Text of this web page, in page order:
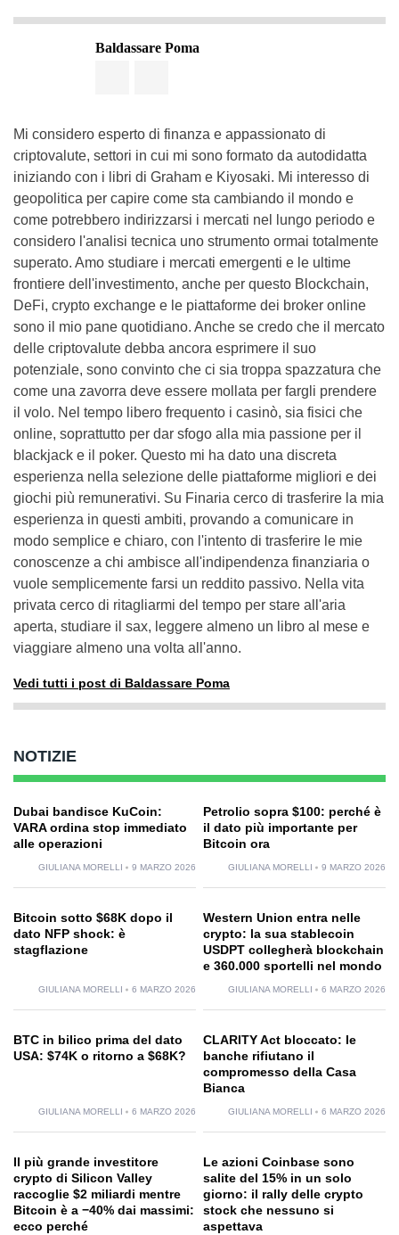
Baldassare Poma
Mi considero esperto di finanza e appassionato di
criptovalute, settori in cui mi sono formato da autodidatta
iniziando con i libri di Graham e Kiyosaki. Mi interesso di
geopolitica per capire come sta cambiando il mondo e
come potrebbero indirizzarsi i mercati nel lungo periodo e
considero l'analisi tecnica uno strumento ormai totalmente
superato. Amo studiare i mercati emergenti e le ultime
frontiere dell'investimento, anche per questo Blockchain,
DeFi, crypto exchange e le piattaforme dei broker online
sono il mio pane quotidiano. Anche se credo che il mercato
delle criptovalute debba ancora esprimere il suo
potenziale, sono convinto che ci sia troppa spazzatura che
come una zavorra deve essere mollata per fargli prendere
il volo. Nel tempo libero frequento i casinò, sia fisici che
online, soprattutto per dar sfogo alla mia passione per il
blackjack e il poker. Questo mi ha dato una discreta
esperienza nella selezione delle piattaforme migliori e dei
giochi più remunerativi. Su Finaria cerco di trasferire la mia
esperienza in questi ambiti, provando a comunicare in
modo semplice e chiaro, con l'intento di trasferire le mie
conoscenze a chi ambisce all'indipendenza finanziaria o
vuole semplicemente farsi un reddito passivo. Nella vita
privata cerco di ritagliarmi del tempo per stare all'aria
aperta, studiare il sax, leggere almeno un libro al mese e
viaggiare almeno una volta all'anno.
Vedi tutti i post di Baldassare Poma
NOTIZIE
Dubai bandisce KuCoin:
VARA ordina stop immediato
alle operazioni
GIULIANA MORELLI 9 MARZO 2026
Petrolio sopra $100: perché è
il dato più importante per
Bitcoin ora
GIULIANA MORELLI 9 MARZO 2026
Bitcoin sotto $68K dopo il
dato NFP shock: è
stagflazione
GIULIANA MORELLI 6 MARZO 2026
Western Union entra nelle
crypto: la sua stablecoin
USDPT collegherà blockchain
e 360.000 sportelli nel mondo
GIULIANA MORELLI 6 MARZO 2026
BTC in bilico prima del dato
USA: $74K o ritorno a $68K?
GIULIANA MORELLI 6 MARZO 2026
CLARITY Act bloccato: le
banche rifiutano il
compromesso della Casa
Bianca
GIULIANA MORELLI 6 MARZO 2026
Il più grande investitore
crypto di Silicon Valley
raccoglie $2 miliardi mentre
Bitcoin è a −40% dai massimi:
ecco perché
Le azioni Coinbase sono
salite del 15% in un solo
giorno: il rally delle crypto
stock che nessuno si
aspettava